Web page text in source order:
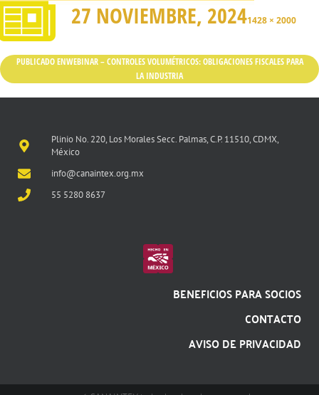
27 NOVIEMBRE, 20241428 × 2000
PUBLICADO ENWEBINAR – CONTROLES VOLUMÉTRICOS: OBLIGACIONES FISCALES PARA
LA INDUSTRIA
Plinio No. 220, Los Morales Secc. Palmas, C.P. 11510, CDMX,
México
info@canaintex.org.mx
55 5280 8637
BENEFICIOS PARA SOCIOS
CONTACTO
AVISO DE PRIVACIDAD